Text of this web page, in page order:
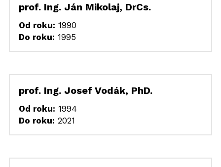
prof. Ing. Ján Mikolaj, DrCs.
Od roku: 1990
Do roku: 1995
prof. Ing. Josef Vodák, PhD.
Od roku: 1994
Do roku: 2021